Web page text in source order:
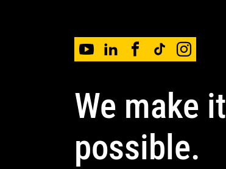
We make it
possible.